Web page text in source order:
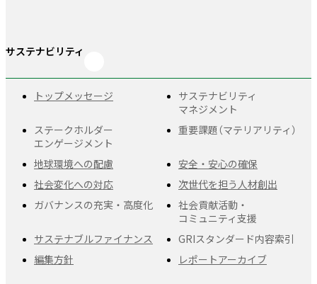
サステナビリティ
トップメッセージ
サステナビリティ
マネジメント
ステークホルダー
エンゲージメント
重要課題 （マテリアリティ）
地球環境への配慮 安全・安心の確保
社会変化への対応 次世代を担う人材創出
ガバナンスの充実・ 高度化
社会貢献活動・
コミュニティ支援
サステナブルファイナンス GRIスタンダード 内容索引
編集方針 レポートアーカイブ